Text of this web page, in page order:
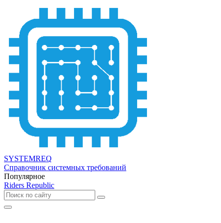
SYSTEMREQ
Справочник системных требований
Популярное
Riders Republic